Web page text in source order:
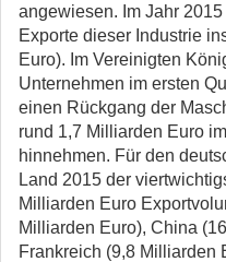
angewiesen. Im Jahr
Exporte dieser Industrie
Euro). Im Vereinigten
Unternehmen im ersten
einen Rückgang der
rund 1,7 Milliarden Euro
hinnehmen. Für den
Land 2015 der
Milliarden Euro
Milliarden Euro), China
Frankreich (9,8 Milliarden